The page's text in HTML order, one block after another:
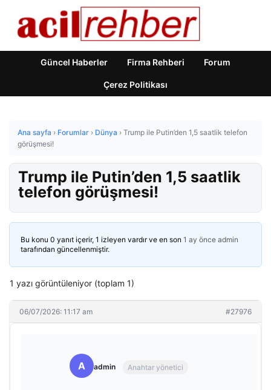
Güncel Haberler Firma Rehberi Forum
Çerez Politikası
Ana sayfa › Forumlar › Dünya › Trump ile Putin’den 1,5 saatlik telefon
görüşmesi!
Trump ile Putin’den 1,5 saatlik
telefon görüşmesi!
Bu konu 0 yanıt içerir, 1 izleyen vardır ve en son 1 ay önce admin
tarafından güncellenmiştir.
1 yazı görüntüleniyor (toplam 1)
06/07/2026: 11:17 am #27976
A admin Anahtar yönetici